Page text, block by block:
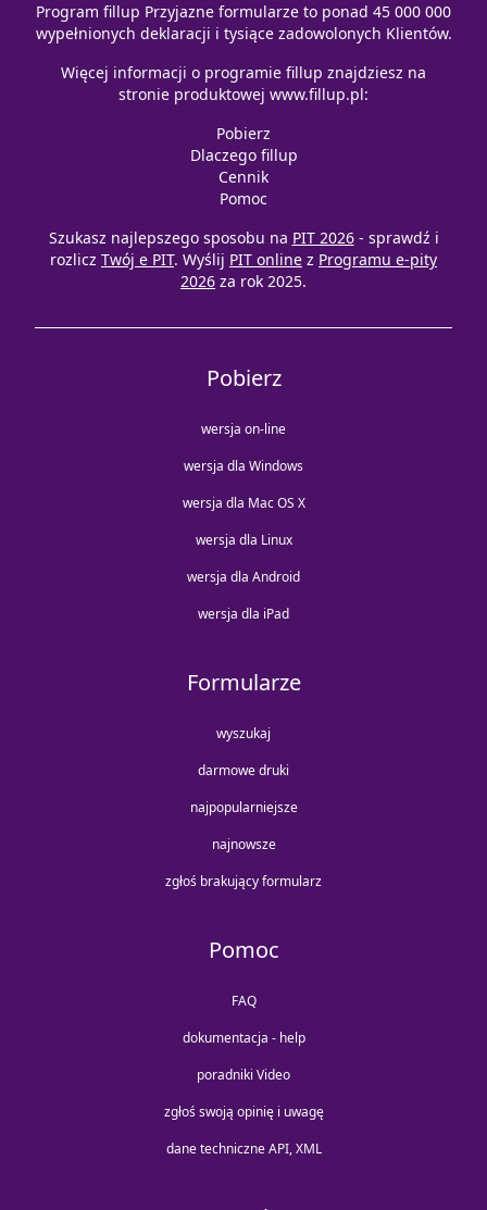
Program fillup Przyjazne formularze to ponad 45 000 000
wypełnionych deklaracji i tysiące zadowolonych Klientów.
Więcej informacji o programie fillup znajdziesz na
stronie produktowej www.fillup.pl:
Pobierz
Dlaczego fillup
Cennik
Pomoc
Szukasz najlepszego sposobu na PIT 2026 - sprawdź i
rozlicz Twój e PIT. Wyślij PIT online z Programu e-pity
2026 za rok 2025.
Pobierz
wersja on-line
wersja dla Windows
wersja dla Mac OS X
wersja dla Linux
wersja dla Android
wersja dla iPad
Formularze
wyszukaj
darmowe druki
najpopularniejsze
najnowsze
zgłoś brakujący formularz
Pomoc
FAQ
dokumentacja - help
poradniki Video
zgłoś swoją opinię i uwagę
dane techniczne API, XML